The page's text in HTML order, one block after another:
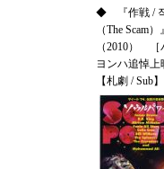
◆ 『作戦 /
（The Scam）
（2010） ［
ヨンハ追悼上
【札劇 / Sub】